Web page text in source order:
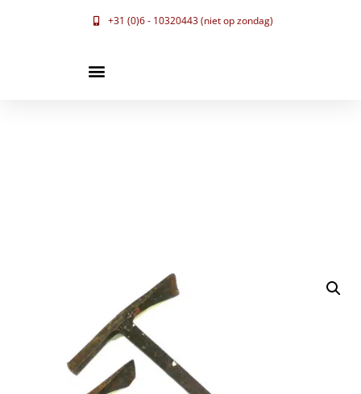
+31 (0)6 - 10320443 (niet op zondag)